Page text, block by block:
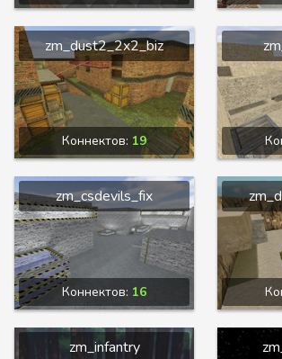
Коннектов: 19
zm_dust2_2x2_biz
Коннектов: 16
zm_csdevils_fix
zm_infantry